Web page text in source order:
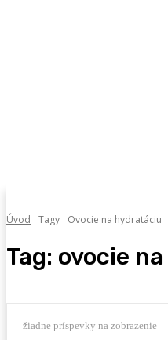
Úvod Tagy Ovocie na hydratáciu
Tag: ovocie
žiadne príspevky na zobrazenie